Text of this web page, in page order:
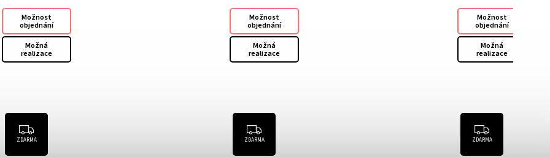
Možnost
objednání
Možná
realizace
ZDARMA
Možnost
objednání
Možná
realizace
ZDARMA
Možnost
objednání
Možná
realizace
ZDARMA